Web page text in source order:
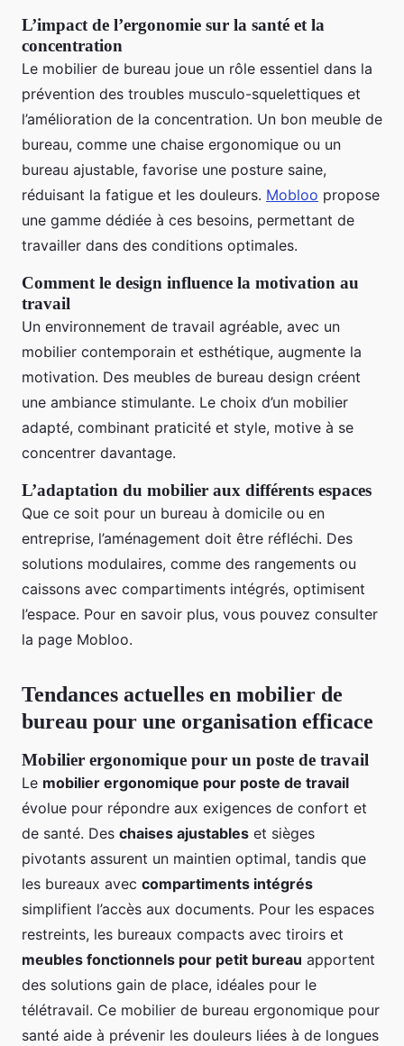
L’impact de l’ergonomie sur la santé et la
concentration
Le mobilier de bureau joue un rôle essentiel dans la
prévention des troubles musculo-squelettiques et
l’amélioration de la concentration. Un bon meuble de
bureau, comme une chaise ergonomique ou un
bureau ajustable, favorise une posture saine,
réduisant la fatigue et les douleurs. Mobloo propose
une gamme dédiée à ces besoins, permettant de
travailler dans des conditions optimales.
Comment le design influence la motivation au
travail
Un environnement de travail agréable, avec un
mobilier contemporain et esthétique, augmente la
motivation. Des meubles de bureau design créent
une ambiance stimulante. Le choix d’un mobilier
adapté, combinant praticité et style, motive à se
concentrer davantage.
L’adaptation du mobilier aux différents espaces
Que ce soit pour un bureau à domicile ou en
entreprise, l’aménagement doit être réfléchi. Des
solutions modulaires, comme des rangements ou
caissons avec compartiments intégrés, optimisent
l’espace. Pour en savoir plus, vous pouvez consulter
la page Mobloo.
Tendances actuelles en mobilier de
bureau pour une organisation efficace
Mobilier ergonomique pour un poste de travail
Le mobilier ergonomique pour poste de travail
évolue pour répondre aux exigences de confort et
de santé. Des chaises ajustables et sièges
pivotants assurent un maintien optimal, tandis que
les bureaux avec compartiments intégrés
simplifient l’accès aux documents. Pour les espaces
restreints, les bureaux compacts avec tiroirs et
meubles fonctionnels pour petit bureau apportent
des solutions gain de place, idéales pour le
télétravail. Ce mobilier de bureau ergonomique pour
santé aide à prévenir les douleurs liées à de longues